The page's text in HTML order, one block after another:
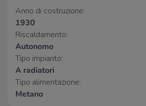
Tre Valli
MD
Negozi
Negozi
La Lumachina Mod
Right Wear
Cerea Roberto Alimentari
Anno di costruzione:
1930
Riscaldamento:
Autonomo
Tipo impianto:
A radiatori
Tipo alimentazione:
Metano